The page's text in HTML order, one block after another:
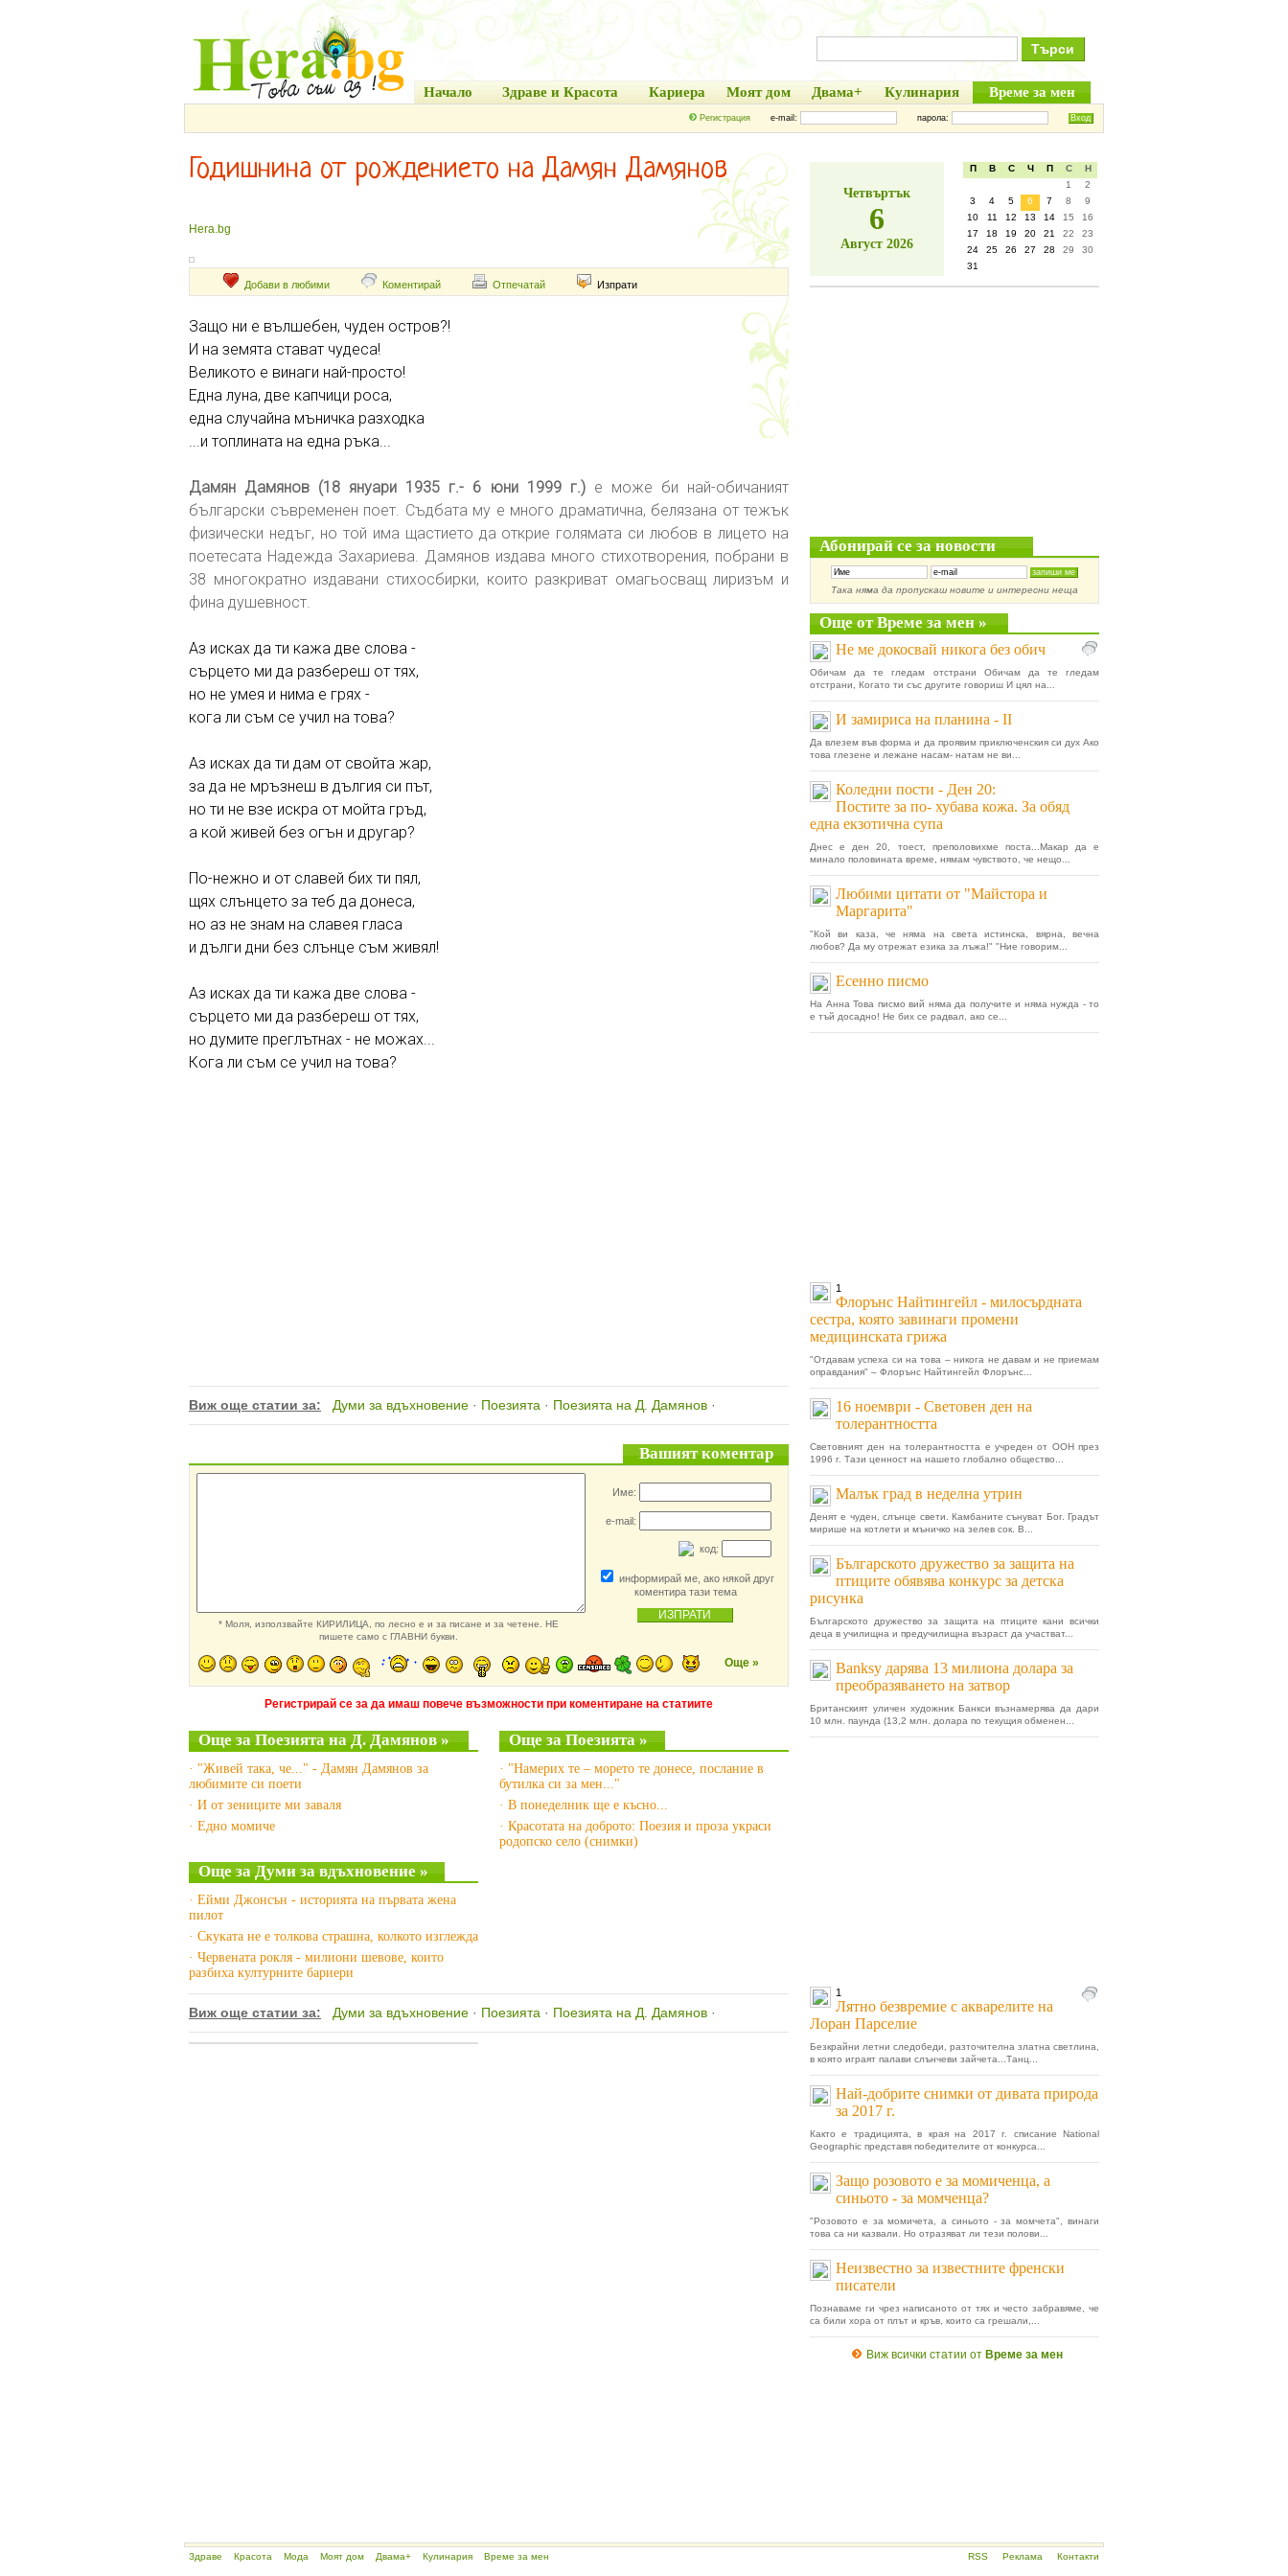
Начало Здраве и Красота Кариера Моят дом Двама+ Кулинария Време за мен
Регистрация e-mail: парола:
Годишнина от рождението на Дамян Дамянов
Hera.bg
Добави в любими Коментирай Отпечатай Изпрати
Защо ни е вълшебен, чуден остров?!
И на земята стават чудеса!
Великото е винаги най-просто!
Една луна, две капчици роса,
една случайна мъничка разходка
...и топлината на една ръка...
Дамян Дамянов (18 януари 1935 г.- 6 юни 1999 г.)е може би най-обичаният
български съвременен поет. Съдбата му е много драматична, белязана от тежък
физически недъг, но той има щастието да открие голямата си любов в лицето на
поетесата Надежда Захариева. Дамянов издава много стихотворения, побрани в
38 многократно издавани стихосбирки, които разкриват омагьосващ лиризъм и
фина душевност.
Аз исках да ти кажа две слова -
сърцето ми да разбереш от тях,
но не умея и нима е грях -
кога ли съм се учил на това?
Аз исках да ти дам от свойта жар,
за да не мръзнеш в дългия си път,
но ти не взе искра от мойта гръд,
а кой живей без огън и другар?
По-нежно и от славей бих ти пял,
щях слънцето за теб да донеса,
но аз не знам на славея гласа
и дълги дни без слънце съм живял!
Аз исках да ти кажа две слова -
сърцето ми да разбереш от тях,
но думите преглътнах - не можах...
Кога ли съм се учил на това?
Виж още статии за: Думи за вдъхновение · Поезията · Поезията на Д. Дамянов ·
Вашият коментар
* Моля, използвайте КИРИЛИЦА, по лесно е и за писане и за четене. НЕ
пишете само с ГЛАВНИ букви.
Име:
e-mail:
код:
информирай ме, ако някой друг
коментира тази тема
Още »
Регистрирай се за да имаш повече възможности при коментиране на статиите
Още за Поезията на Д. Дамянов »
· "Живей така, че..." - Дамян Дамянов за
любимите си поети
· И от зениците ми заваля
· Едно момиче
Още за Поезията »
· "Намерих те – морето те донесе, послание в
бутилка си за мен..."
· В понеделник ще е късно...
· Красотата на доброто: Поезия и проза украси
родопско село (снимки)
Още за Думи за вдъхновение »
· Ейми Джонсън - историята на първата жена
пилот
· Скуката не е толкова страшна, колкото изглежда
· Червената рокля - милиони шевове, които
разбиха културните бариери
Виж още статии за: Думи за вдъхновение · Поезията · Поезията на Д. Дамянов ·
Четвъртък
6
Август 2026
П В С Ч П С
Н
1
2
3
4 5 6 7 8
9
10
11 12 13 14 15
16
17
18 19 20 21 22
23
24
25 26 27 28 29
30
31
Абонирай се за новости
Така няма да пропускаш новите и интересни неща
Още от Време за мен »
Не ме докосвай никога без обич
Обичам да те гледам отстрани Обичам да те гледам
отстрани, Когато ти със другите говориш И цял на...
И замириса на планина - II
Да влезем във форма и да проявим приключенския си дух Ако
това глезене и лежане насам- натам не ви...
Коледни пости - Ден 20:
Постите за по- хубава кожа. За обяд
една екзотична супа
Днес е ден 20, тоест, преполовихме поста...Макар да е
минало половината време, нямам чувството, че нещо...
Любими цитати от "Майстора и
Маргарита"
"Кой ви каза, че няма на света истинска, вярна, вечна
любов? Да му отрежат езика за лъжа!" "Ние говорим...
Есенно писмо
На Анна Това писмо вий няма да получите и няма нужда - то
е тъй досадно! Не бих се радвал, ако се...
1
Флорънс Найтингейл - милосърдната
сестра, която завинаги промени
медицинската грижа
"Отдавам успеха си на това – никога не давам и не приемам
оправдания" – Флорънс Найтингейл Флорънс...
16 ноември - Световен ден на
толерантността
Световният ден на толерантността е учреден от ООН през
1996 г. Тази ценност на нашето глобално общество...
Малък град в неделна утрин
Денят е чуден, слънце свети. Камбаните сънуват Бог. Градът
мирише на котлети и мъничко на зелев сок. В...
Българското дружество за защита на
птиците обявява конкурс за детска
рисунка
Българското дружество за защита на птиците кани всички
деца в училищна и предучилищна възраст да участват...
Banksy дарява 13 милиона долара за
преобразяването на затвор
Британският уличен художник Банкси възнамерява да дари
10 млн. паунда (13,2 млн. долара по текущия обменен...
1
Лятно безвремие с акварелите на
Лоран Парселие
Безкрайни летни следобеди, разточителна златна светлина,
в която играят палави слънчеви зайчета...Танц...
Най-добрите снимки от дивата природа
за 2017 г.
Както е традицията, в края на 2017 г. списание National
Geographic представя победителите от конкурса...
Защо розовото е за момиченца, а
синьото - за момченца?
"Розовото е за момичета, а синьото - за момчета", винаги
това са ни казвали. Но отразяват ли тези полови...
Неизвестно за известните френски
писатели
Познаваме ги чрез написаното от тях и често забравяме, че
са били хора от плът и кръв, които са грешали,...
Виж всички статии от Време за мен
Здраве Красота Мода Моят дом Двама+ Кулинария Време за мен RSS Реклама Контакти